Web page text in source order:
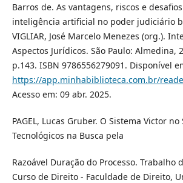
Barros de. As vantagens, riscos e
inteligência artificial no poder judiciário
VIGLIAR, José Marcelo Menezes (org.).
Aspectos Jurídicos. São Paulo: Almedina,
p.143. ISBN 9786556279091. Disponível
https://app.minhabiblioteca.com.br/
Acesso em: 09 abr. 2025.
PAGEL, Lucas Gruber. O Sistema Victor no
Tecnológicos na Busca pela
Razoável Duração do Processo. Trabalho
Curso de Direito - Faculdade de Direito,